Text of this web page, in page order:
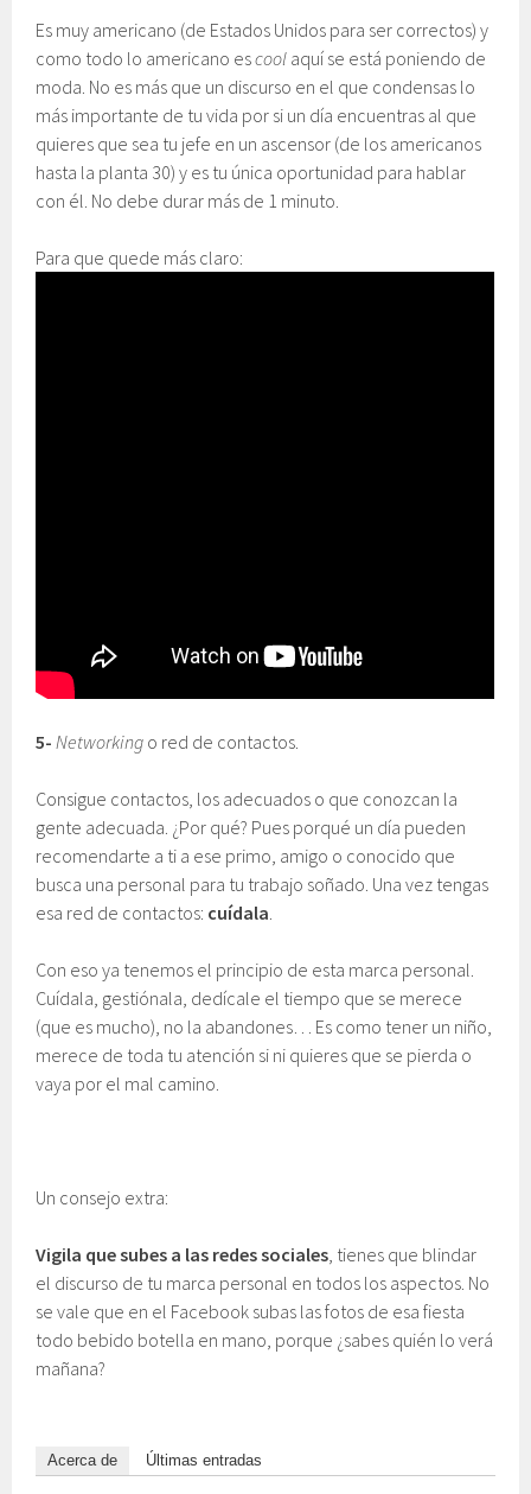
Es muy americano (de Estados Unidos para ser correctos) y
como todo lo americano escool aquí se está poniendo de
moda. No es más que un discurso en el que condensas lo
más importante de tu vida por si un día encuentras al que
quieres que sea tu jefe en un ascensor (de los americanos
hasta la planta 30) y es tu única oportunidad para hablar
con él. No debe durar más de 1 minuto.
Para que quede más claro:
5-Networking o red de contactos.
Consigue contactos, los adecuados o que conozcan la
gente adecuada. ¿Por qué? Pues porqué un día pueden
recomendarte a ti a ese primo, amigo o conocido que
busca una personal para tu trabajo soñado. Una vez tengas
esa red de contactos: cuídala.
Con eso ya tenemos el principio de esta marca personal.
Cuídala, gestiónala, dedícale el tiempo que se merece
(que es mucho), no la abandones… Es como tener un niño,
merece de toda tu atención si ni quieres que se pierda o
vaya por el mal camino.
Un consejo extra:
Vigila que subes a las redes sociales, tienes que blindar
el discurso de tu marca personal en todos los aspectos. No
se vale que en el Facebook subas las fotos de esa fiesta
todo bebido botella en mano, porque ¿sabes quién lo verá
mañana?
Acerca de Últimas entradas